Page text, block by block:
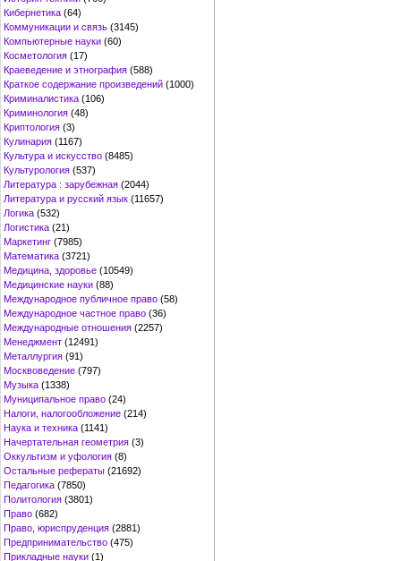
Кибернетика (64)
Коммуникации и связь (3145)
Компьютерные науки (60)
Косметология (17)
Краеведение и этнография (588)
Краткое содержание произведений (1000)
Криминалистика (106)
Криминология (48)
Криптология (3)
Кулинария (1167)
Культура и искусство (8485)
Культурология (537)
Литература : зарубежная (2044)
Литература и русский язык (11657)
Логика (532)
Логистика (21)
Маркетинг (7985)
Математика (3721)
Медицина, здоровье (10549)
Медицинские науки (88)
Международное публичное право (58)
Международное частное право (36)
Международные отношения (2257)
Менеджмент (12491)
Металлургия (91)
Москвоведение (797)
Музыка (1338)
Муниципальное право (24)
Налоги, налогообложение (214)
Наука и техника (1141)
Начертательная геометрия (3)
Оккультизм и уфология (8)
Остальные рефераты (21692)
Педагогика (7850)
Политология (3801)
Право (682)
Право, юриспруденция (2881)
Предпринимательство (475)
Прикладные науки (1)